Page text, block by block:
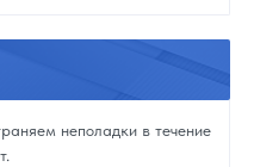
неполадки в течение